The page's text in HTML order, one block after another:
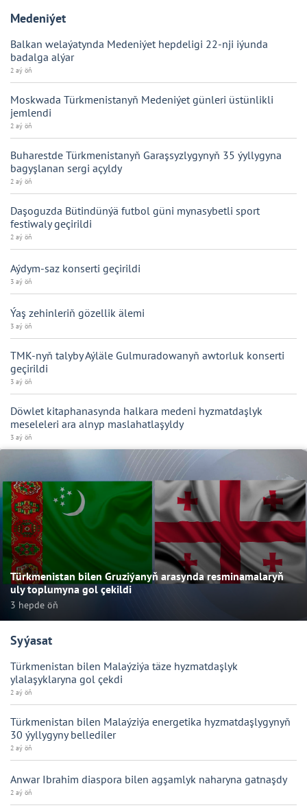
Medeniýet
Balkan welaýatynda Medeniýet hepdeligi 22-nji iýunda
badalga alýar
2 aý öň
Moskwada Türkmenistanyň Medeniýet günleri üstünlikli
jemlendi
2 aý öň
Buharestde Türkmenistanyň Garaşsyzlygynyň 35 ýyllygyna
bagyşlanan sergi açyldy
2 aý öň
Daşoguzda Bütindünýä futbol güni mynasybetli sport
festiwaly geçirildi
2 aý öň
Aýdym-saz konserti geçirildi
3 aý öň
Ýaş zehinleriň gözellik älemi
3 aý öň
TMK-nyň talyby Aýläle Gulmuradowanyň awtorluk konserti
geçirildi
3 aý öň
Döwlet kitaphanasynda halkara medeni hyzmatdaşlyk
meseleleri ara alnyp maslahatlaşyldy
3 aý öň
Türkmenistan bilen Gruziýanyň arasynda resminamalaryň
uly toplumyna gol çekildi
3 hepde öň
Syýasat
Türkmenistan bilen Malaýziýa täze hyzmatdaşlyk
ylalaşyklaryna gol çekdi
2 aý öň
Türkmenistan bilen Malaýziýa energetika hyzmatdaşlygynyň
30 ýyllygyny bellediler
2 aý öň
Anwar Ibrahim diaspora bilen agşamlyk naharyna gatnaşdy
2 aý öň